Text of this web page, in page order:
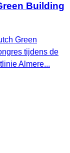
Building
Green
tijdens de
Almere...